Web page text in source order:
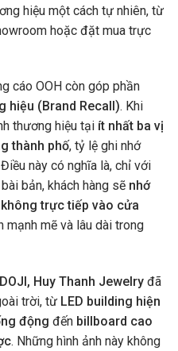
hiệu một cách tự nhiên, từ
hoặc đặt mua trực
cáo OOH còn góp phần
hiệu (Brand Recall). Khi
thương hiệu tại ít nhất ba vị
thành phố, tỷ lệ ghi nhớ
này có nghĩa là, chỉ với
bản, khách hàng sẽ nhớ
trực tiếp vào cửa
mẽ và lâu dài trong
Huy Thanh Jewelry đã
trời, từ LED building hiện
động đến billboard cao
. Những hình ảnh này không